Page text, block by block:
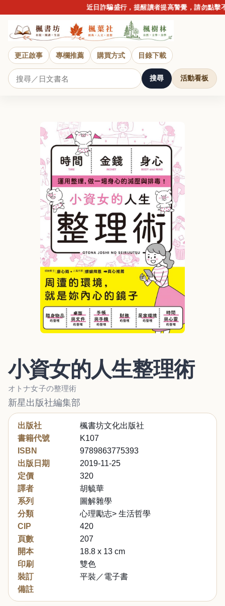
近日詐騙盛行，提醒讀者提高警覺，請勿點擊不
更正啟事 專欄推薦 購買方式 目錄下載
搜尋 活動看板
小資女的人生整理術
オトナ女子の整理術
新星出版社編集部
出版社
楓書坊文化出版社
書籍代號
K107
ISBN
9789863775393
出版日期
2019-11-25
定價
320
譯者
胡毓華
系列
圖解雜學
分類
心理勵志> 生活哲學
CIP
420
頁數
207
開本
18.8 x 13 cm
印刷
雙色
裝訂
平裝／電子書
備註